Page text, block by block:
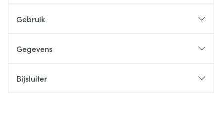
Gebruik
Gegevens
Bijsluiter